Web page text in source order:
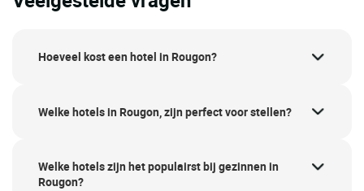
Hoeveel kost een hotel in Rougon?
Welke hotels in Rougon, zijn perfect voor stellen?
Welke hotels zijn het populairst bij gezinnen in
Rougon?